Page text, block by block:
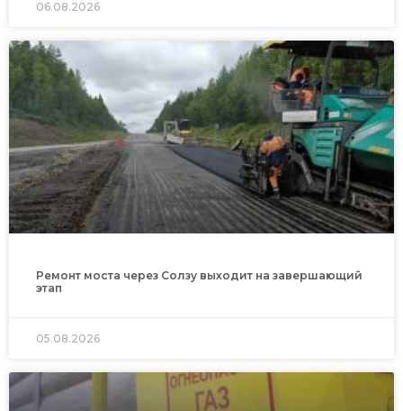
06.08.2026
Ремонт моста через Солзу выходит на завершающий
этап
05.08.2026